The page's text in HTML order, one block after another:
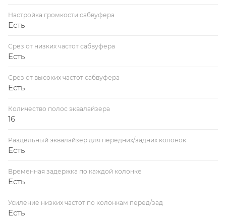
Настройка громкости сабвуфера
Есть
Срез от низких частот сабвуфера
Есть
Срез от высоких частот сабвуфера
Есть
Количество полос эквалайзера
16
Раздельный эквалайзер для передних/задних колонок
Есть
Временная задержка по каждой колонке
Есть
Усиление низких частот по колонкам перед/зад
Есть